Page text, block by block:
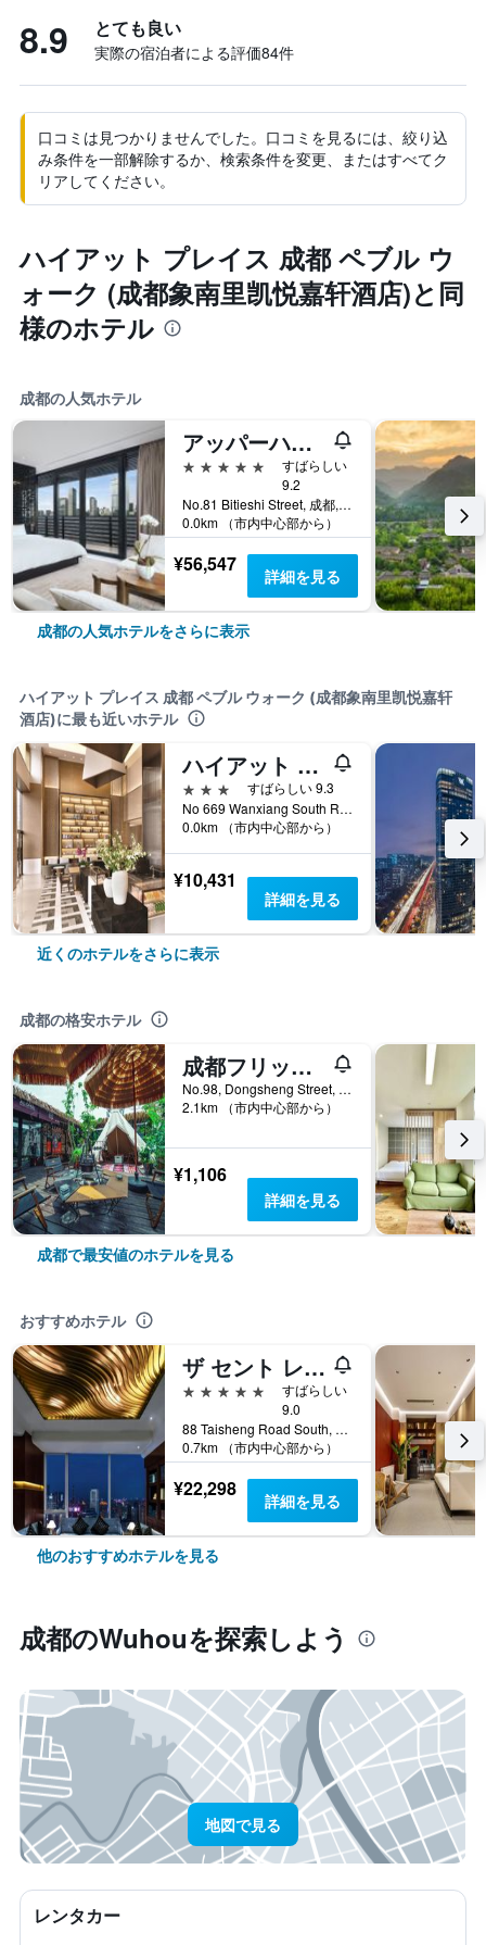
8.9 とても良い
実際の宿泊者による評価84​件
口コミは見つかりませんでした。口コミを見るには、絞り込
み条件を一部解除するか、検索条件を変更、またはすべてク
リアしてください。
ハイアット プレイス 成都 ペブル ウ
ォーク (成都象南里凯悦嘉轩酒店)と同
様のホテル
成都の人気ホテル
アッパーハウス成都 (成都居舍)
5つ星
すばらしい
9.2
No.81 Bitieshi Street, 成都, 中国
0.0km （市内中心部から）
¥56,547 詳細を見る
成都の人気ホテルをさらに表示
ハイアット プレイス 成都 ペブル ウォーク (成都象南里凯悦嘉轩
酒店)に最も近いホテル
ハイアット ハウス成都ペブル ウォーク (成都象南里凯悦嘉寓酒店)
3つ星
すばらしい 9.3
No 669 Wanxiang South Road, 成都, 中国
0.0km （市内中心部から）
¥10,431
詳細を見る
近くのホテルをさらに表示
成都の格安ホテル
成都フリップフロップ ホステル (成都拖板鞋青年旅舍)
No.98, Dongsheng Street, 成都, 中国
2.1km （市内中心部から）
¥1,106
詳細を見る
成都で最安値のホテルを見る
おすすめホテル
ザ セント レジス チャンドゥ
5つ星
すばらしい
9.0
88 Taisheng Road South, 成都, 中国
0.7km （市内中心部から）
¥22,298 詳細を見る
他のおすすめホテルを見る
成都​のWuhou​を探索しよう
地図で見る
レンタカー